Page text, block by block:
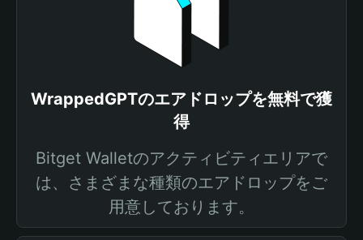
WrappedGPTのエアドロップを無料で獲
得
Bitget Walletのアクティビティエリアで
は、さまざまな種類のエアドロップをご
用意しております。